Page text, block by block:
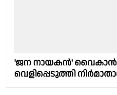
'ജന നായകൻ' വൈകാൻ
വെളിപ്പെടുത്തി